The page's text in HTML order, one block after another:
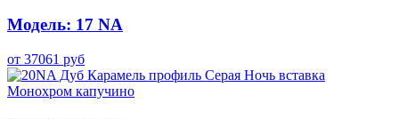
Модель: 17 NA
от 37061 руб